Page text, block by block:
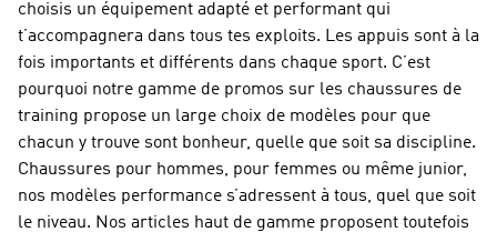
choisis un équipement adapté et performant qui
t’accompagnera dans tous tes exploits. Les appuis sont à la
fois importants et différents dans chaque sport. C’est
pourquoi notre gamme de promos sur les chaussures de
training propose un large choix de modèles pour que
chacun y trouve sont bonheur, quelle que soit sa discipline.
Chaussures pour hommes, pour femmes ou même junior,
nos modèles performance s’adressent à tous, quel que soit
le niveau. Nos articles haut de gamme proposent toutefois